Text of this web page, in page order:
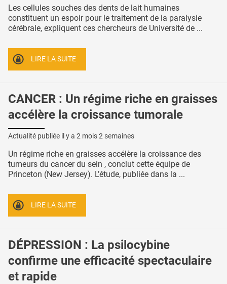
Les cellules souches des dents de lait humaines
constituent un espoir pour le traitement de la paralysie
cérébrale, expliquent ces chercheurs de Université de ...
LIRE LA SUITE
CANCER : Un régime riche en graisses
accélère la croissance tumorale
Actualité publiée il y a 2 mois 2 semaines
Un régime riche en graisses accélère la croissance des
tumeurs du cancer du sein , conclut cette équipe de
Princeton (New Jersey). L’étude, publiée dans la ...
LIRE LA SUITE
DÉPRESSION : La psilocybine
confirme une efficacité spectaculaire
et rapide